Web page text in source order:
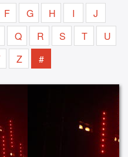
F G H I
J
Q R S T
U
Z #